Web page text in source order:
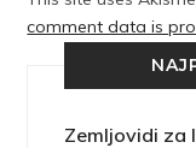
comment data is
Zemljovidi za